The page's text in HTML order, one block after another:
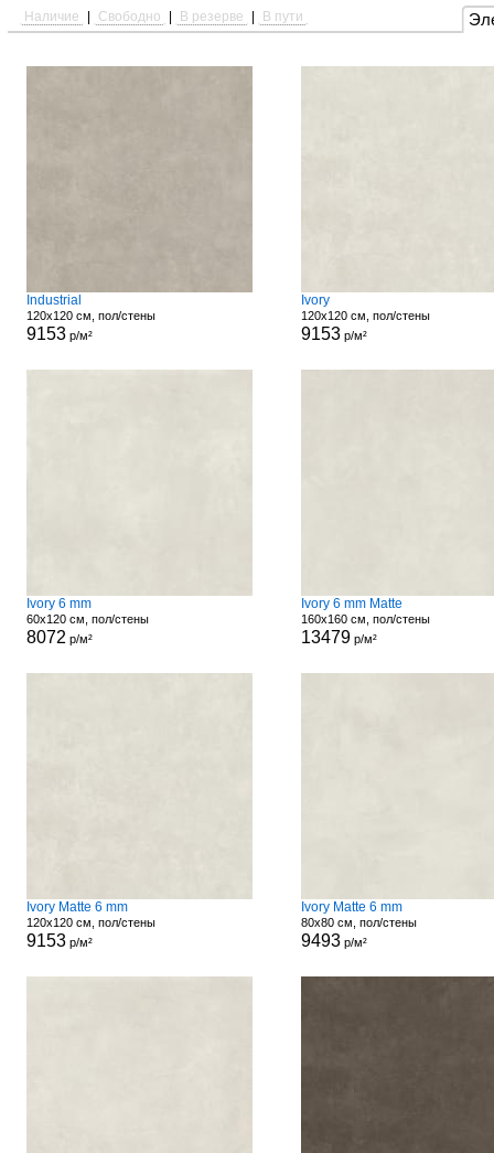
Наличие Свободно В резерве В пути
Industrial
120x120 см, пол/стены
9153р/м²
Ivory
120x120 см, пол/стены
9153р/м²
Ivory 6 mm
60x120 см, пол/стены
8072 р/м²
Ivory 6 mm Matte
160x160 см, пол/стены
13479р/м²
Ivory Matte 6 mm
120x120 см, пол/стены
9153р/м²
Ivory Matte 6 mm
80x80 см, пол/стены
9493р/м²